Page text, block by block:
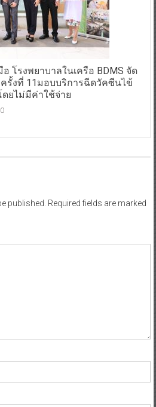
อ โรงพยาบาลในเครือ BDMS จัด
ครั้งที่ 11มอบบริการฉีดวัคซีนไข้
ยไม่มีค่าใช้จ่าย
0
published. Required fields are marked